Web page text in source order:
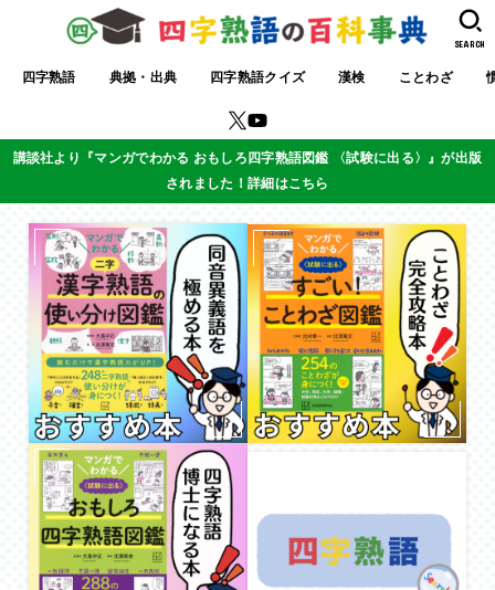
四字熟語 典拠・出典 四字熟語クイズ 漢検 ことわざ
SEARCH
講談社より『マンガでわかる おもしろ四字熟語図鑑 〈試験に出る〉』が出版
されました！詳細はこちら